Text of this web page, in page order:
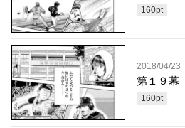
160pt
2018/04/23
第１９幕
160pt